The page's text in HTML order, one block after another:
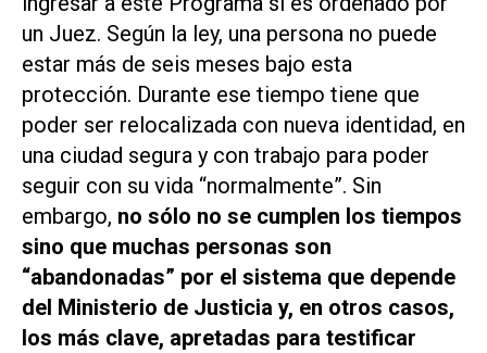
un Juez. Según la ley, una persona no puede
estar más de seis meses bajo esta
protección. Durante ese tiempo tiene que
poder ser relocalizada con nueva identidad, en
una ciudad segura y con trabajo para poder
seguir con su vida “normalmente”. Sin
embargo, no sólo no se cumplen los tiempos
sino que muchas personas son
“abandonadas” por el sistema que depende
del Ministerio de Justicia y, en otros casos,
los más clave, apretadas para testificar